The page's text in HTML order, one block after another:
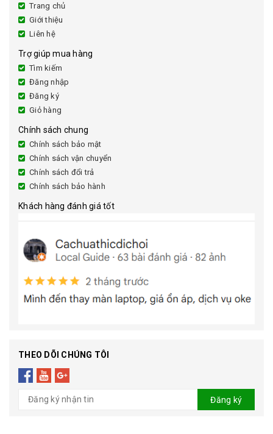
Trang chủ
Giới thiệu
Liên hệ
Trợ giúp mua hàng
Tìm kiếm
Đăng nhập
Đăng ký
Giỏ hàng
Chính sách chung
Chính sách bảo mật
Chính sách vận chuyển
Chính sách đổi trả
Chính sách bảo hành
Khách hàng đánh giá tốt
THEO DÕI CHÚNG TÔI
Đăng ký